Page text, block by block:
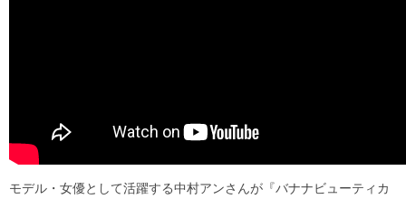
モデル・女優として活躍する中村アンさんが『バナナビューティカ